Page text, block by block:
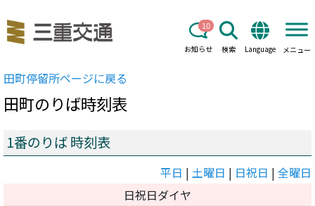
お知らせ
10
検索 Language メニュー
田町停留所ページに戻る
田町のりば時刻表
1番のりば 時刻表
平日 | 土曜日 | 日祝日 | 全曜日
日祝日ダイヤ